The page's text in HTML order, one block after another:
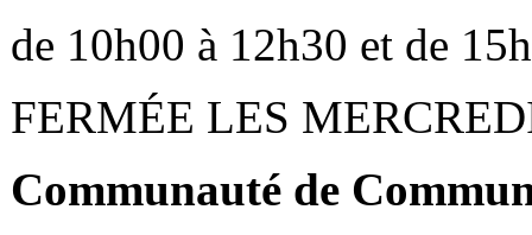
de 10h00 à 12h30 et de
FERMÉE LES
Communauté de